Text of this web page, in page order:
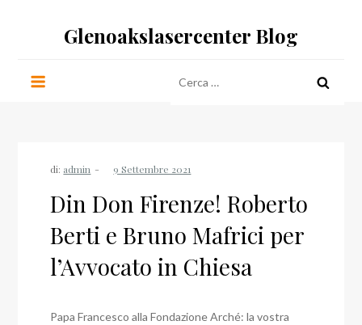
Glenoakslasercenter Blog
per:
di: admin
Din Don Firenze! Roberto
Berti e Bruno Mafrici per
l’Avvocato in Chiesa
Papa Francesco alla Fondazione Arché: la vostra